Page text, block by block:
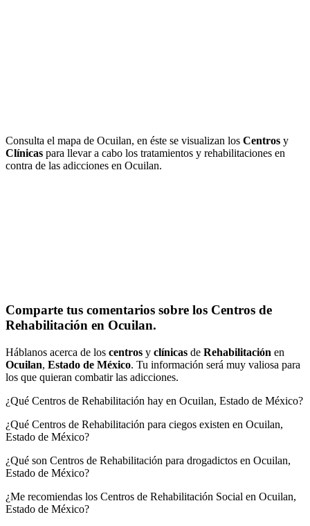
Consulta el mapa de Ocuilan, en éste se visualizan los Centros y
Clínicas para llevar a cabo los tratamientos y rehabilitaciones en
contra de las adicciones en Ocuilan.
Comparte tus comentarios sobre los Centros de
Rehabilitación en Ocuilan.
Háblanos acerca de los centros y clínicas de Rehabilitación en
Ocuilan, Estado de México. Tu información será muy valiosa para
los que quieran combatir las adicciones.
¿Qué Centros de Rehabilitación hay en Ocuilan, Estado de México?
¿Qué Centros de Rehabilitación para ciegos existen en Ocuilan,
Estado de México?
¿Qué son Centros de Rehabilitación para drogadictos en Ocuilan,
Estado de México?
¿Me recomiendas los Centros de Rehabilitación Social en Ocuilan,
Estado de México?